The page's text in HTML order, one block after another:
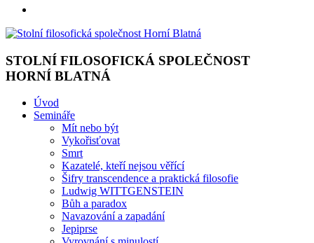
STOLNÍ FILOSOFICKÁ SPOLEČNOST
HORNÍ BLATNÁ
Úvod
Semináře
Mít nebo být
Vykořisťovat
Smrt
Kazatelé, kteří nejsou věřící
Šifry transcendence a praktická filosofie
Ludwig WITTGENSTEIN
Bůh a paradox
Navazování a zapadání
Jepiprse